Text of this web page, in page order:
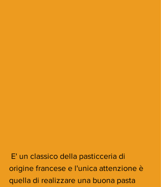
origine francese e l'unica attenzione è
quella di realizzare una buona pasta